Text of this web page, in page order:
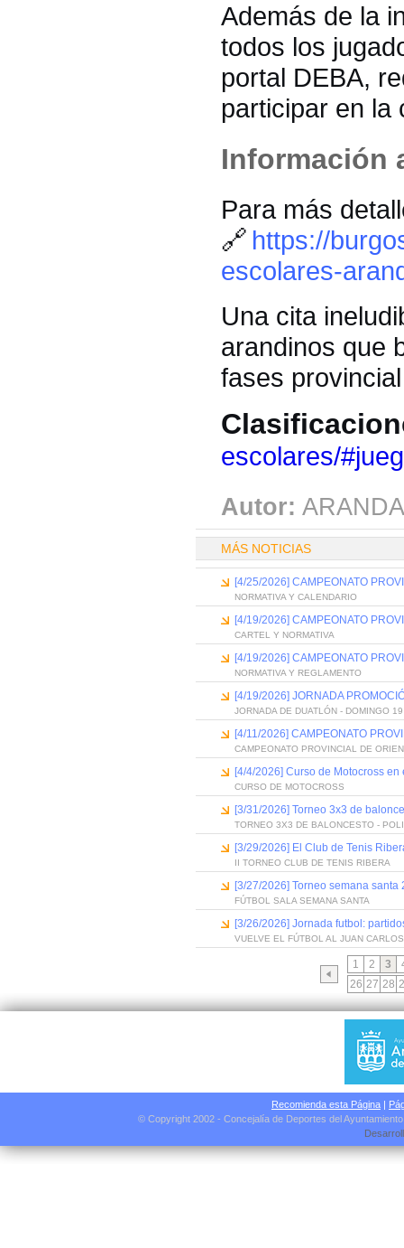
Además de la
todos los
portal DEBA,
participar en la
Información
Para más
🔗https://
escolares-
Una cita
arandinos que
fases
escolares/
Autor:
MÁS NOTICIAS
[4/25/2026] CAMPEONATO
NORMATIVA Y CALENDARIO
[4/19/2026] CAMPEONATO
CARTEL Y NORMATIVA
[4/19/2026] CAMPEONATO
NORMATIVA Y REGLAMENTO
[4/19/2026] JORNADA
JORNADA DE DUATLÓN - DOMINGO
[4/11/2026] CAMPEONATO
CAMPEONATO PROVINCIAL DE
[4/4/2026] Curso de Motocross
CURSO DE MOTOCROSS
[3/31/2026] Torneo 3x3 de
TORNEO 3X3 DE BALONCESTO -
[3/29/2026] El Club de Tenis
II TORNEO CLUB DE TENIS RIBERA
[3/27/2026] Torneo semana
FÚTBOL SALA SEMANA SANTA
[3/26/2026] Jornada futbol:
VUELVE EL FÚTBOL AL JUAN
1 2 3
26 27 28
Recomienda esta Página |
© Copyright 2002 - Concejalía de Deportes del